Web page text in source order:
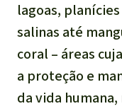
lagoas,
salinas até
coral – áreas
a proteção e
da vida